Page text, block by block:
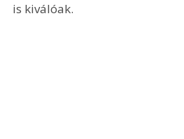
is kiválóak.